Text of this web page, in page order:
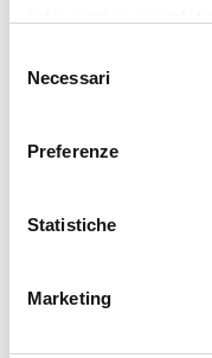
delNecessari
Preferenze
Statistiche
Marketing
Prezzo: